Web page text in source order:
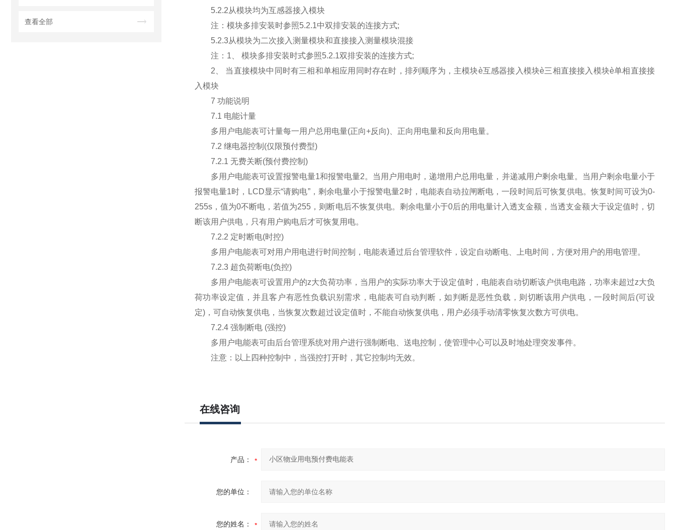
查看全部
5.2.2从模块均为互感器接入模块
注：模块多排安装时参照5.2.1中双排安装的连接方式;
5.2.3从模块为二次接入测量模块和直接接入测量模块混接
注：1、 模块多排安装时式参照5.2.1双排安装的连接方式;
2、 当直接模块中同时有三相和单相应用同时存在时，排列顺序为，主模块è互感器接入模块è三相直接接入模块è单相直接接
入模块
7 功能说明
7.1 电能计量
多用户电能表可计量每一用户总用电量(正向+反向)、正向用电量和反向用电量。
7.2 继电器控制(仅限预付费型)
7.2.1 无费关断(预付费控制)
多用户电能表可设置报警电量1和报警电量2。当用户用电时，递增用户总用电量，并递减用户剩余电量。当用户剩余电量小于
报警电量1时，LCD显示“请购电”，剩余电量小于报警电量2时，电能表自动拉闸断电，一段时间后可恢复供电。恢复时间可设为0-
255s，值为0不断电，若值为255，则断电后不恢复供电。剩余电量小于0后的用电量计入透支金额，当透支金额大于设定值时，切
断该用户供电，只有用户购电后才可恢复用电。
7.2.2 定时断电(时控)
多用户电能表可对用户用电进行时间控制，电能表通过后台管理软件，设定自动断电、上电时间，方便对用户的用电管理。
7.2.3 超负荷断电(负控)
多用户电能表可设置用户的z大负荷功率，当用户的实际功率大于设定值时，电能表自动切断该户供电电路，功率未超过z大负
荷功率设定值，并且客户有恶性负载识别需求，电能表可自动判断，如判断是恶性负载，则切断该用户供电，一段时间后(可设
定)，可自动恢复供电，当恢复次数超过设定值时，不能自动恢复供电，用户必须手动清零恢复次数方可供电。
7.2.4 强制断电 (强控)
多用户电能表可由后台管理系统对用户进行强制断电、送电控制，使管理中心可以及时地处理突发事件。
注意：以上四种控制中，当强控打开时，其它控制均无效。
在线咨询
产品：
您的单位：
您的姓名：